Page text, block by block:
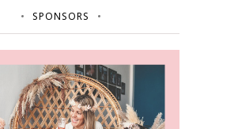
SPONSORS